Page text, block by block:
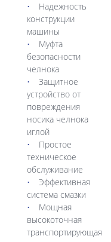
Надежность
конструкции
машины
Муфта
безопасности
челнока
Защитное
устройство от
повреждения
носика челнока
иглой
Простое
техническое
обслуживание
Эффективная
система смазки
Мощная
высокоточная
транспортирующая